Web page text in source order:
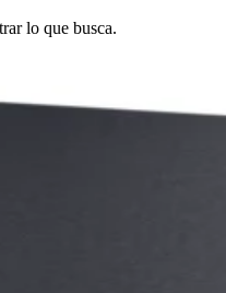
lo que busca.